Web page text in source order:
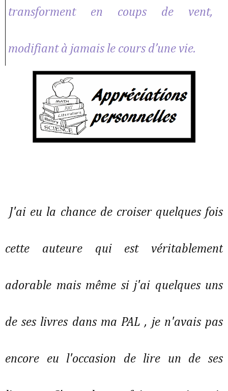
transforment en coups de vent,
modifiant à jamais le cours d’une vie.
J'ai eu la chance de croiser quelques fois
cette auteure qui est véritablement
adorable mais même si j'ai quelques uns
de ses livres dans ma PAL , je n'avais pas
encore eu l'occasion de lire un de ses